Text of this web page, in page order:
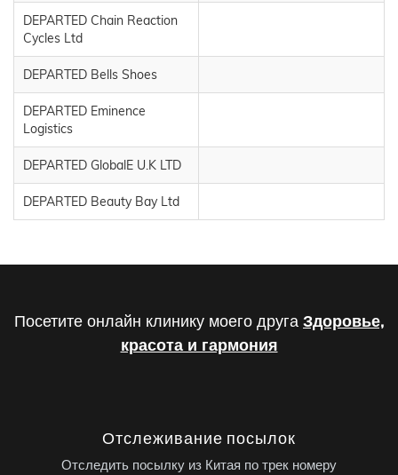
DEPARTED Chain Reaction
Cycles Ltd
DEPARTED Bells Shoes
DEPARTED Eminence
Logistics
DEPARTED GlobalE U.K LTD
DEPARTED Beauty Bay Ltd
Посетите онлайн клинику моего друга Здоровье,
красота и гармония
Отслеживание посылок
Отследить посылку из Китая по трек номеру